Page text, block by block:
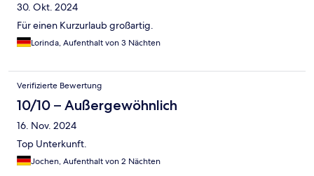
30. Okt. 2024
Für einen Kurzurlaub großartig.
Lorinda, Aufenthalt von 3 Nächten
Verifizierte Bewertung
10/10 – Außergewöhnlich
16. Nov. 2024
Top Unterkunft.
Jochen, Aufenthalt von 2 Nächten